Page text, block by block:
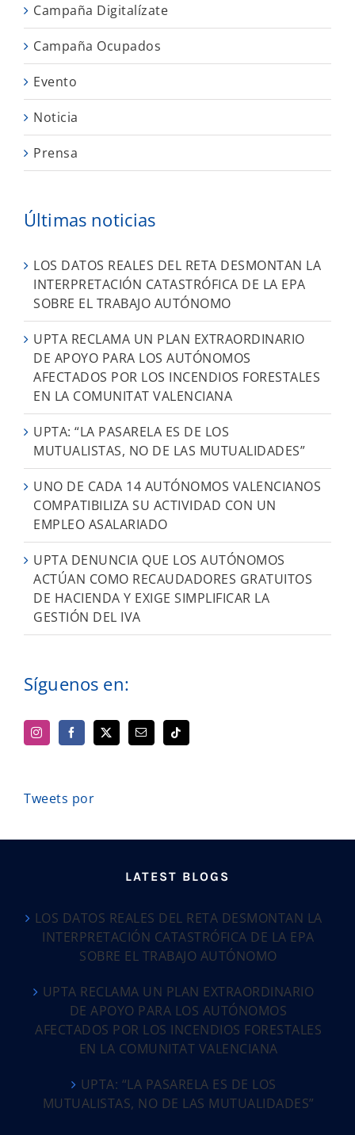
Campaña Digitalízate
Campaña Ocupados
Evento
Noticia
Prensa
Últimas noticias
LOS DATOS REALES DEL RETA DESMONTAN LA
INTERPRETACIÓN CATASTRÓFICA DE LA EPA
SOBRE EL TRABAJO AUTÓNOMO
UPTA RECLAMA UN PLAN EXTRAORDINARIO
DE APOYO PARA LOS AUTÓNOMOS
AFECTADOS POR LOS INCENDIOS FORESTALES
EN LA COMUNITAT VALENCIANA
UPTA: “LA PASARELA ES DE LOS
MUTUALISTAS, NO DE LAS MUTUALIDADES”
UNO DE CADA 14 AUTÓNOMOS VALENCIANOS
COMPATIBILIZA SU ACTIVIDAD CON UN
EMPLEO ASALARIADO
UPTA DENUNCIA QUE LOS AUTÓNOMOS
ACTÚAN COMO RECAUDADORES GRATUITOS
DE HACIENDA Y EXIGE SIMPLIFICAR LA
GESTIÓN DEL IVA
Síguenos en:
Tweets por
LATEST BLOGS
LOS DATOS REALES DEL RETA DESMONTAN LA
INTERPRETACIÓN CATASTRÓFICA DE LA EPA
SOBRE EL TRABAJO AUTÓNOMO
UPTA RECLAMA UN PLAN EXTRAORDINARIO
DE APOYO PARA LOS AUTÓNOMOS
AFECTADOS POR LOS INCENDIOS FORESTALES
EN LA COMUNITAT VALENCIANA
UPTA: “LA PASARELA ES DE LOS
MUTUALISTAS, NO DE LAS MUTUALIDADES”